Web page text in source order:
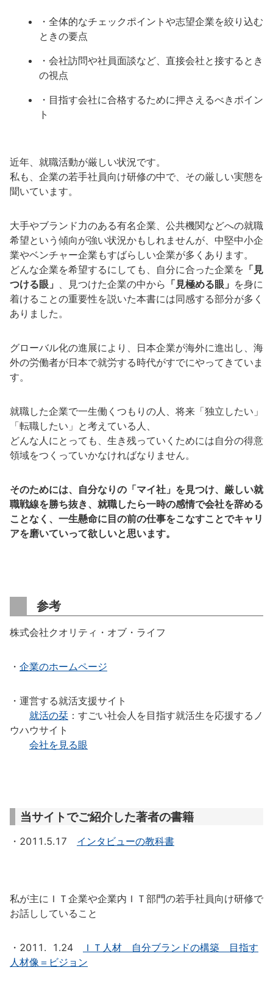
・全体的なチェックポイントや志望企業を絞り込む
ときの要点
・会社訪問や社員面談など、直接会社と接するとき
の視点
・目指す会社に合格するために押さえるべきポイン
ト
近年、就職活動が厳しい状況です。
私も、企業の若手社員向け研修の中で、その厳しい実態を
聞いています。
大手やブランド力のある有名企業、公共機関などへの就職
希望という傾向が強い状況かもしれませんが、中堅中小企
業やベンチャー企業もすばらしい企業が多くあります。
どんな企業を希望するにしても、自分に合った企業を 「見
つける眼」 、見つけた企業の中から 「見極める眼」 を身に
着けることの重要性を説いた本書には同感する部分が多く
ありました。
グローバル化の進展により、日本企業が海外に進出し、海
外の労働者が日本で就労する時代がすでにやってきていま
す。
就職した企業で一生働くつもりの人、将来「独立したい」
「転職したい」と考えている人、
どんな人にとっても、生き残っていくためには自分の得意
領域をつくっていかなければなりません。
そのためには、自分なりの「マイ社」を見つけ、厳しい就
職戦線を勝ち抜き、就職したら一時の感情で会社を辞める
ことなく、一生懸命に目の前の仕事をこなすことでキャリ
アを磨いていって欲しいと思います。
参考
株式会社クオリティ・オブ・ライフ
・ 企業のホームページ
・運営する就活支援サイト
就活の栞 ：すごい社会人を目指す就活生を応援するノ
ウハウサイト
会社を見る眼
当サイトでご紹介した著者の書籍
・2011.5.17 インタビューの教科書
私が主にＩＴ企業や企業内ＩＴ部門の若手社員向け研修で
お話ししていること
・2011. 1.24
ＩＴ人材 自分ブランドの構築 目指す
人材像＝ビジョン